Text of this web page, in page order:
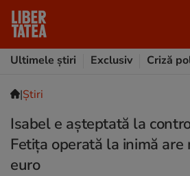
Ultimele știri
Exclusiv Criză
|Ştiri
Isabel e aşteptată la
Fetiţa operată la inimă are
euro